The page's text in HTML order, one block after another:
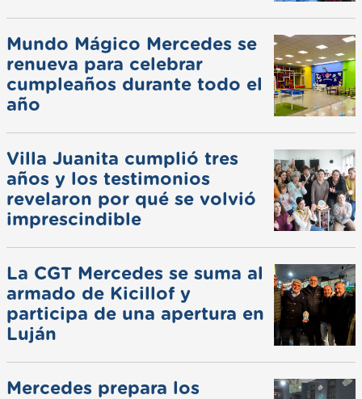
Mundo Mágico Mercedes se
renueva para celebrar
cumpleaños durante todo el
año
Villa Juanita cumplió tres
años y los testimonios
revelaron por qué se volvió
imprescindible
La CGT Mercedes se suma al
armado de Kicillof y
participa de una apertura en
Luján
Mercedes prepara los